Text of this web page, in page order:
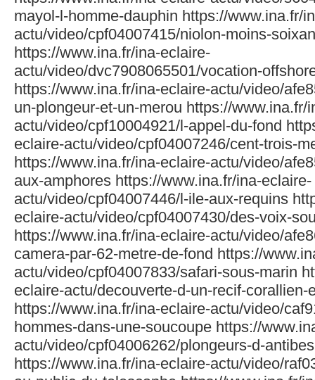
mayol-l-homme-dauphin https://www.ina.fr/
actu/video/cpf04007415/niolon-moins-
https://www.ina.fr/ina-eclaire-
actu/video/dvc7908065501/vocation-
https://www.ina.fr/ina-eclaire-actu/video/
un-plongeur-et-un-merou https://www.ina.fr/
actu/video/cpf10004921/l-appel-du-fond
eclaire-actu/video/cpf04007246/cent-trois-
https://www.ina.fr/ina-eclaire-actu/video/
aux-amphores https://www.ina.fr/ina-eclaire-
actu/video/cpf04007446/l-ile-aux-requins
eclaire-actu/video/cpf04007430/des-voix-
https://www.ina.fr/ina-eclaire-actu/video/
camera-par-62-metre-de-fond https://
actu/video/cpf04007833/safari-sous-marin
eclaire-actu/decouverte-d-un-recif-corallien-
https://www.ina.fr/ina-eclaire-actu/video/
hommes-dans-une-soucoupe https://
actu/video/cpf04006262/plongeurs-d-antibes
https://www.ina.fr/ina-eclaire-actu/video/